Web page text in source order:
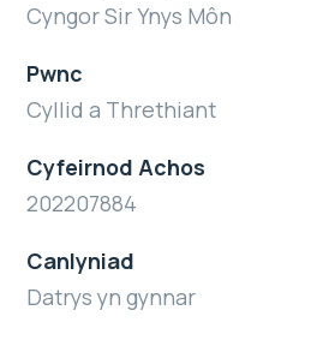
Cyngor Sir Ynys Môn
Pwnc
Cyllid a Threthiant
Cyfeirnod Achos
202207884
Canlyniad
Datrys yn gynnar